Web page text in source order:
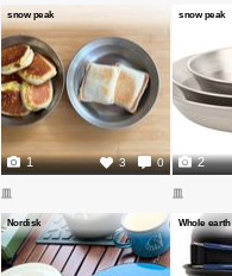
snow peak
3 0
1
snow peak
2
皿
Nordisk
皿
Whole earth